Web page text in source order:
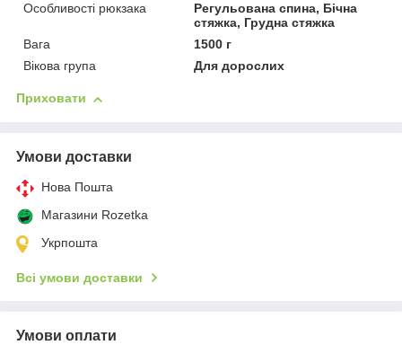
Особливості рюкзака
Регульована спина, Бічна
стяжка, Грудна стяжка
Вага
1500 г
Вікова група
Для дорослих
Приховати
Умови доставки
Нова Пошта
Магазини Rozetka
Укрпошта
Всі умови доставки
Умови оплати